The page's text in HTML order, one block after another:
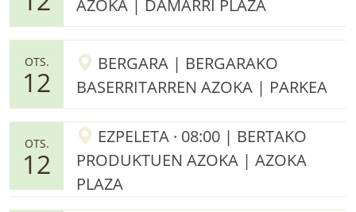
AZOKA | DAMARRI PLAZA
OTS.
12
BERGARA | BERGARAKO
BASERRITARREN AZOKA | PARKEA
OTS.
12
EZPELETA · 08:00 | BERTAKO
PRODUKTUEN AZOKA | AZOKA
PLAZA